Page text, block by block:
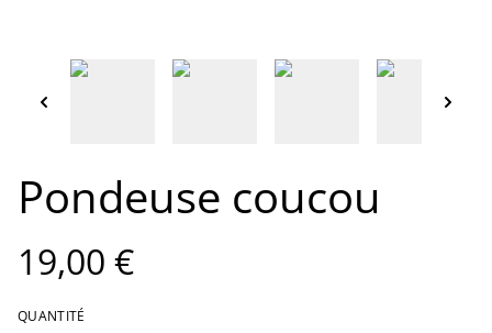
Pondeuse coucou
19,00 €
QUANTITÉ